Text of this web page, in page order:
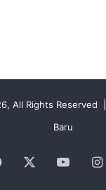
All Rights Reserved |
Baru
Facebook